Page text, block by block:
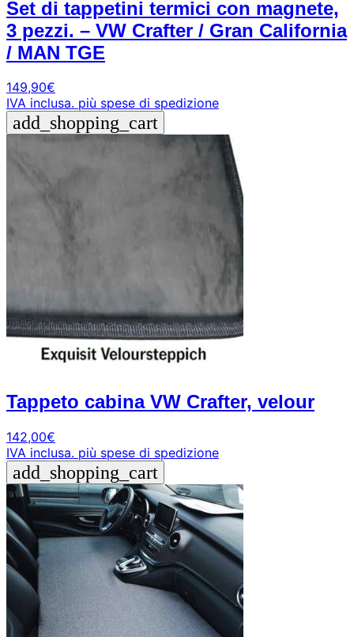
Set di tappetini termici con magnete,
3 pezzi. – VW Crafter / Gran California
/ MAN TGE
149,90€
IVA inclusa. più spese di spedizione
add_shopping_cart
Tappeto cabina VW Crafter, velour
142,00€
IVA inclusa. più spese di spedizione
add_shopping_cart